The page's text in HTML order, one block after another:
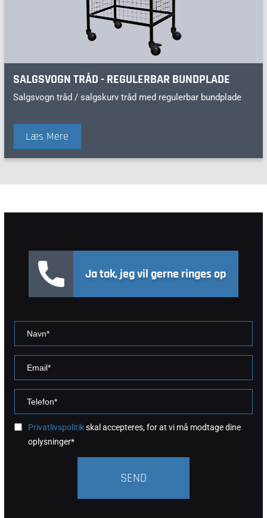
SALGSVOGN TRÅD - REGULERBAR BUNDPLADE
Salgsvogn tråd / salgskurv tråd med regulerbar bundplade
Læs Mere
Ja tak, jeg vil gerne ringes op
Privatlivspolitikskal accepteres, for at vi må modtage dine
oplysninger*